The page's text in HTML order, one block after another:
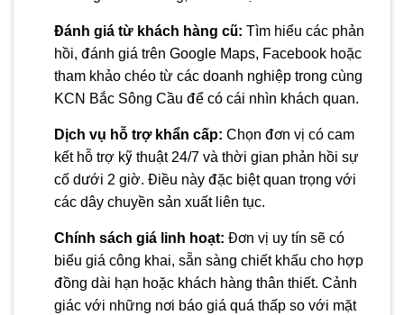
Đánh giá từ khách hàng cũ: Tìm hiểu các phản
hồi, đánh giá trên Google Maps, Facebook hoặc
tham khảo chéo từ các doanh nghiệp trong cùng
KCN Bắc Sông Cầu để có cái nhìn khách quan.
Dịch vụ hỗ trợ khẩn cấp: Chọn đơn vị có cam
kết hỗ trợ kỹ thuật 24/7 và thời gian phản hồi sự
cố dưới 2 giờ. Điều này đặc biệt quan trọng với
các dây chuyền sản xuất liên tục.
Chính sách giá linh hoạt: Đơn vị uy tín sẽ có
biểu giá công khai, sẵn sàng chiết khấu cho hợp
đồng dài hạn hoặc khách hàng thân thiết. Cảnh
giác với những nơi báo giá quá thấp so với mặt